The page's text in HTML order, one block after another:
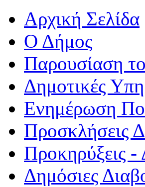
Αρχική Σελίδα
Ο Δήμος
Παρουσίαση
Δημοτικές
Ενημέρωση
Προσκλήσεις
Προκηρύξεις -
Δημόσιες